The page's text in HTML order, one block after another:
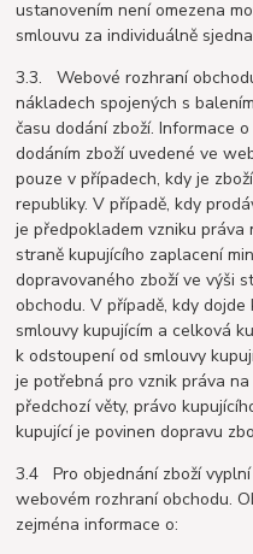
ustanovením není omezena
smlouvu za individuálně
3.3. Webové rozhraní
nákladech spojených s
času dodání zboží. Informace
dodáním zboží uvedené ve
pouze v případech, kdy je
republiky. V případě, kdy
je předpokladem vzniku
straně kupujícího zaplacení
dopravovaného zboží ve výši
obchodu. V případě, kdy
smlouvy kupujícím a celková
k odstoupení od smlouvy
je potřebná pro vznik práva
předchozí věty, právo
kupující je povinen dopravu
3.4 Pro objednání zboží
webovém rozhraní obchodu.
zejména informace o: